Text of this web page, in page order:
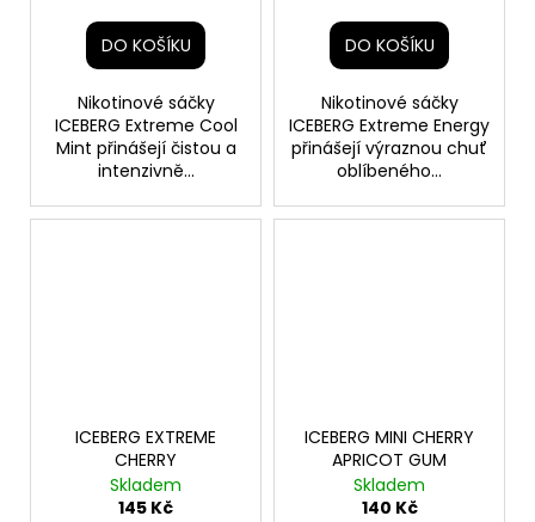
DO KOŠÍKU
Nikotinové sáčky
ICEBERG Extreme Cool
Mint přinášejí čistou a
intenzivně...
DO KOŠÍKU
Nikotinové sáčky
ICEBERG Extreme Energy
přinášejí výraznou chuť
oblíbeného...
ICEBERG EXTREME
CHERRY
Skladem
145 Kč
ICEBERG MINI CHERRY
APRICOT GUM
Skladem
140 Kč